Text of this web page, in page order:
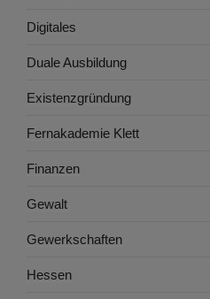
Digitales
Duale Ausbildung
Existenzgründung
Fernakademie Klett
Finanzen
Gewalt
Gewerkschaften
Hessen